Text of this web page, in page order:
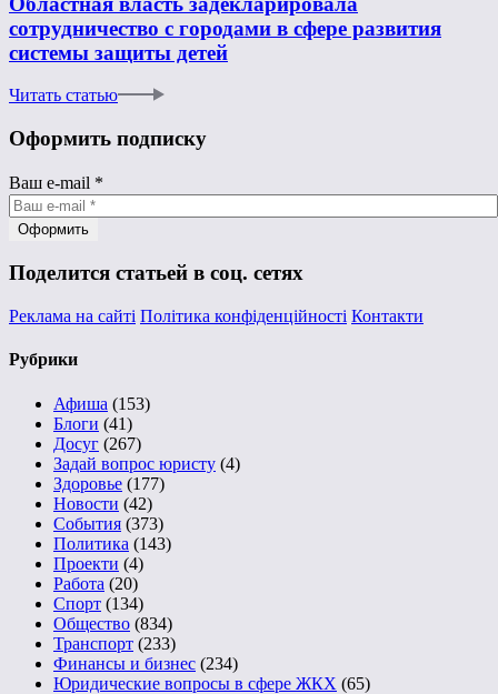
сотрудничество с городами в сфере развития
системы защиты детей
Читать статью
Оформить подписку
Ваш e-mail *
Поделится статьей в соц. сетях
Реклама на сайті Політика конфіденційності Контакти
Рубрики
Афиша (153)
Блоги (41)
Досуг (267)
Задай вопрос юристу (4)
Здоровье (177)
Новости (42)
События (373)
Политика (143)
Проекти (4)
Работа (20)
Спорт (134)
Общество (834)
Транспорт (233)
Финансы и бизнес (234)
Юридические вопросы в сфере ЖКХ (65)